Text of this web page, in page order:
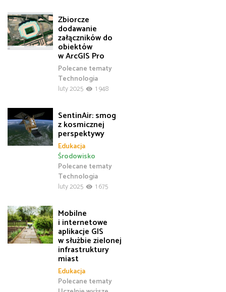
Zbiorcze
dodawanie
załączników do
obiektów
w ArcGIS Pro
Polecane tematy
Technologia
luty 2025
1 948
SentinAir: smog
z kosmicznej
perspektywy
Edukacja
Polecane tematy
Środowisko
Technologia
luty 2025
1 675
Mobilne
i internetowe
aplikacje GIS
w służbie zielonej
infrastruktury
miast
Edukacja
Polecane tematy